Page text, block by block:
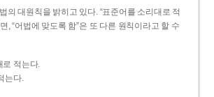
의 대원칙을 밝히고 있다. “표준어를 소리대로 적
, “어법에 맞도록 함”은 또 다른 원칙이라고 할 수
로 적는다.
는다.